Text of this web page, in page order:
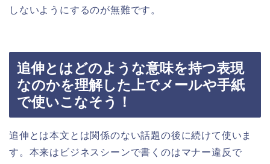
しないようにするのが無難です。
追伸とはどのような意味を持つ表現
なのかを理解した上でメールや手紙
で使いこなそう！
追伸とは本文とは関係のない話題の後に続けて使いま
す。本来はビジネスシーンで書くのはマナー違反で